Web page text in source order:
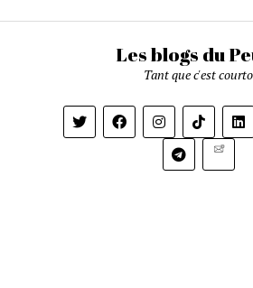
Les blogs du
Tant que c'est